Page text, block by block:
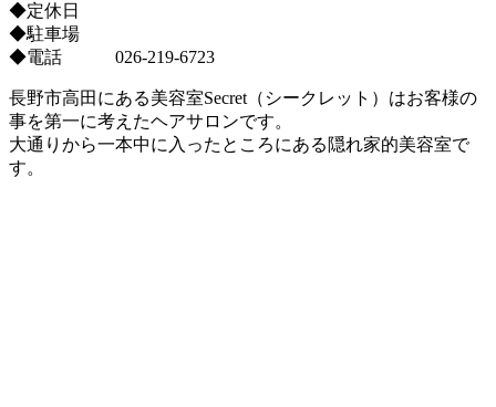
◆定休日
◆駐車場
◆電話 026-219-6723
長野市高田にある美容室Secret（シークレット）はお客様の
事を第一に考えたヘアサロンです。
大通りから一本中に入ったところにある隠れ家的美容室で
す。